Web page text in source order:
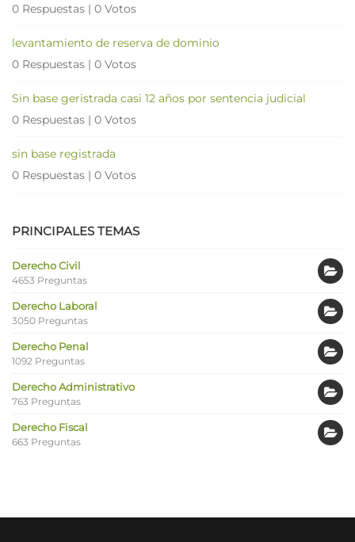
0 Respuestas | 0 Votos
levantamiento de reserva de dominio
0 Respuestas | 0 Votos
Sin base geristrada casi 12 años por sentencia judicial
0 Respuestas | 0 Votos
sin base registrada
0 Respuestas | 0 Votos
PRINCIPALES TEMAS
Derecho Civil
4653 Preguntas
Derecho Laboral
3050 Preguntas
Derecho Penal
1092 Preguntas
Derecho Administrativo
763 Preguntas
Derecho Fiscal
663 Preguntas